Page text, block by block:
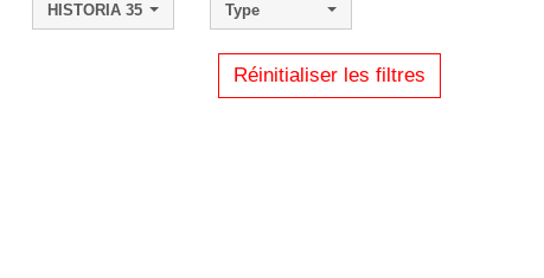
HISTORIA 35 Type
Réinitialiser les filtres